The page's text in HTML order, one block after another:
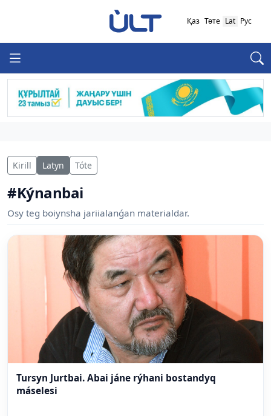
Қаз Төте Lat Рус
Kirill Latyn Tóte
#Kýnanbai
Osy teg boiynsha jariialanǵan materialdar.
Tursyn Jurtbai. Abai jáne rýhani bostandyq
máselesi